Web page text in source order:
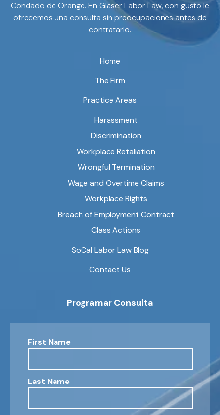
Condado de Orange. En Glaser Labor Law, con gusto le
ofrecemos una consulta sin preocupaciones antes de
contratarlo.
Home
The Firm
Practice Areas
Harassment
Discrimination
Workplace Retaliation
Wrongful Termination
Wage and Overtime Claims
Workplace Rights
Breach of Employment Contract
Class Actions
SoCal Labor Law Blog
Contact Us
Programar Consulta
First Name
Last Name